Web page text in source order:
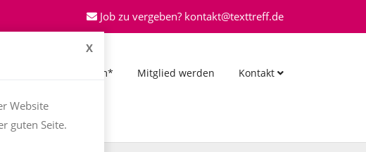
Job zu vergeben? kontakt@texttreff.de
*Forum* Mitglied werden Kontakt
X
Website
guten Seite.